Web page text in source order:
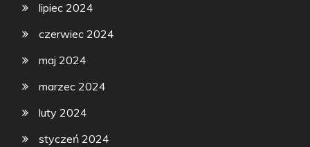
lipiec 2024
czerwiec 2024
maj 2024
marzec 2024
luty 2024
styczeń 2024